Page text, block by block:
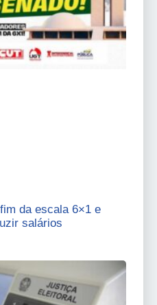
da escala 6×1 e
salários